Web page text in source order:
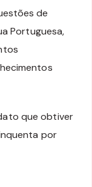
de
Portuguesa,
que obtiver
por